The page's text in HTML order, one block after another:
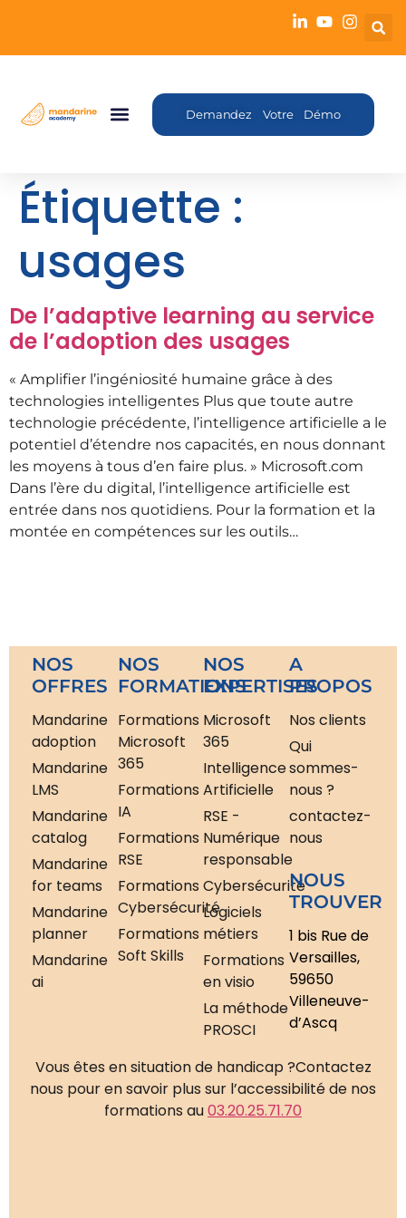
Demandez Votre Démo
Étiquette :
usages
De l’adaptive learning au service
de l’adoption des usages
« Amplifier l’ingéniosité humaine grâce à des
technologies intelligentes Plus que toute autre
technologie précédente, l’intelligence artificielle a le
potentiel d’étendre nos capacités, en nous donnant
les moyens à tous d’en faire plus. » Microsoft.com
Dans l’ère du digital, l’intelligence artificielle est
entrée dans nos quotidiens. Pour la formation et la
montée en compétences sur les outils…
NOS
OFFRES
Mandarine
adoption
Mandarine
LMS
Mandarine
catalog
Mandarine
for teams
Mandarine
planner
Mandarine
ai
NOS
FORMATIONS
Formations
Microsoft
365
Formations
IA
Formations
RSE
Formations
Cybersécurité
Formations
Soft Skills
NOS
EXPERTISES
Microsoft
365
Intelligence
Artificielle
RSE -
Numérique
responsable
Cybersécurité
Logiciels
métiers
Formations
en visio
La méthode
PROSCI
A
PROPOS
Nos clients
Qui
sommes-
nous ?
contactez-
nous
NOUS
TROUVER
1 bis Rue de
Versailles,
59650
Villeneuve-
d’Ascq
Vous êtes en situation de handicap ?Contactez
nous pour en savoir plus sur l’accessibilité de nos
formations au03.20.25.71.70